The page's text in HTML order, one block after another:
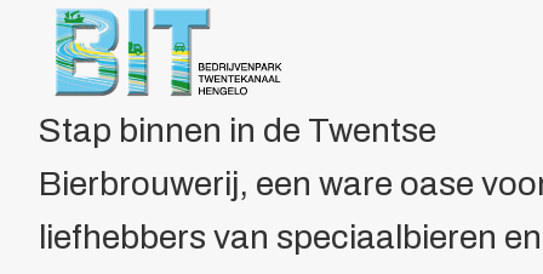
Over BIT
Bestuur
Doelstelling
Voordelen
Parkmanagement
Beheer bedrijvenpark Twentekanaal
Veiligheid
Home / Leden / Overzicht
Twentsche Bierbrouwerij
Stap binnen in de Twentse
Bierbrouwerij, een ware oase
liefhebbers van speciaalbieren en